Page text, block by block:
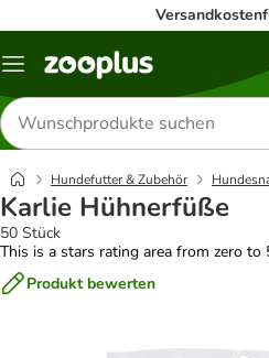
Menü
Produkte
suchen
Hundefutter & Zubehör
Karlie Hühnerfüße
50 Stück
This is a stars rating area from zero to
Produkt bewerten